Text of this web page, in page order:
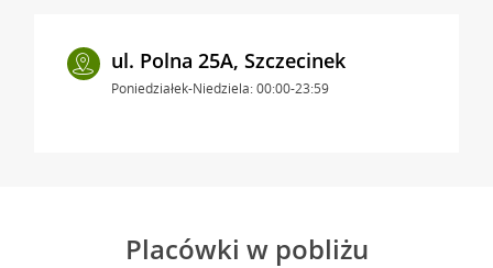
ul. Polna 25A, Szczecinek
Poniedziałek-Niedziela: 00:00-23:59
Placówki w pobliżu